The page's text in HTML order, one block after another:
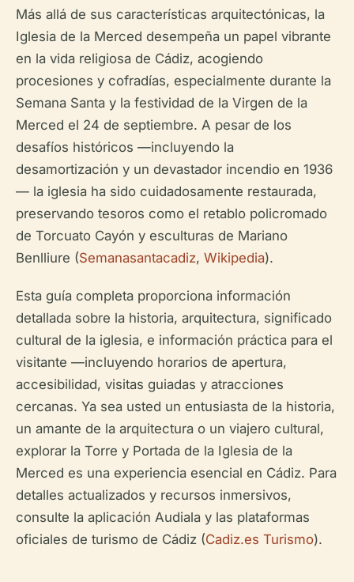
Más allá de sus características arquitectónicas, la
Iglesia de la Merced desempeña un papel vibrante
en la vida religiosa de Cádiz, acogiendo
procesiones y cofradías, especialmente durante la
Semana Santa y la festividad de la Virgen de la
Merced el 24 de septiembre. A pesar de los
desafíos históricos —incluyendo la
desamortización y un devastador incendio en 1936
— la iglesia ha sido cuidadosamente restaurada,
preservando tesoros como el retablo policromado
de Torcuato Cayón y esculturas de Mariano
Benlliure (Semanasantacadiz, Wikipedia).
Esta guía completa proporciona información
detallada sobre la historia, arquitectura, significado
cultural de la iglesia, e información práctica para el
visitante —incluyendo horarios de apertura,
accesibilidad, visitas guiadas y atracciones
cercanas. Ya sea usted un entusiasta de la historia,
un amante de la arquitectura o un viajero cultural,
explorar la Torre y Portada de la Iglesia de la
Merced es una experiencia esencial en Cádiz. Para
detalles actualizados y recursos inmersivos,
consulte la aplicación Audiala y las plataformas
oficiales de turismo de Cádiz (Cadiz.es Turismo).